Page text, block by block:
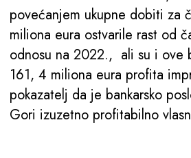
povećanjem ukupne dobiti za
miliona eura ostvarile rast od
odnosu na 2022., ali su i ove
161, 4 miliona eura profita
pokazatelj da je bankarsko
Gori izuzetno profitabilno